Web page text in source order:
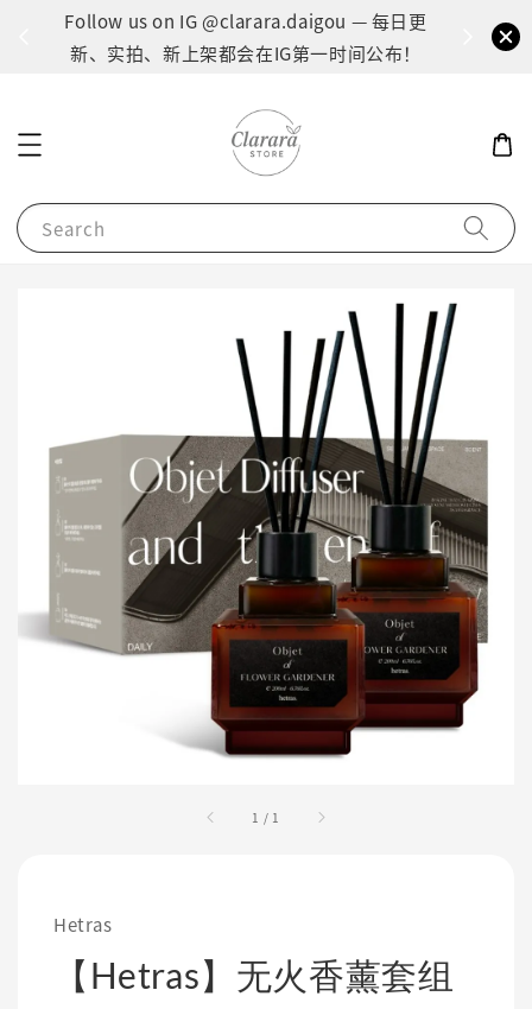
Clarara 11月韩国代购进行中 ｜代购时间：1
Nov – 10 Nov｜预计 24/11 起陆续发货
新、
Search
1 / 1
Hetras
【Hetras】无火香薰套组